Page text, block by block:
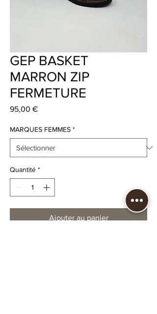
GEP BASKET
MARRON ZIP
FERMETURE
95,00 €Prix
MARQUES FEMMES *
Quantité *
Ajouter au panier